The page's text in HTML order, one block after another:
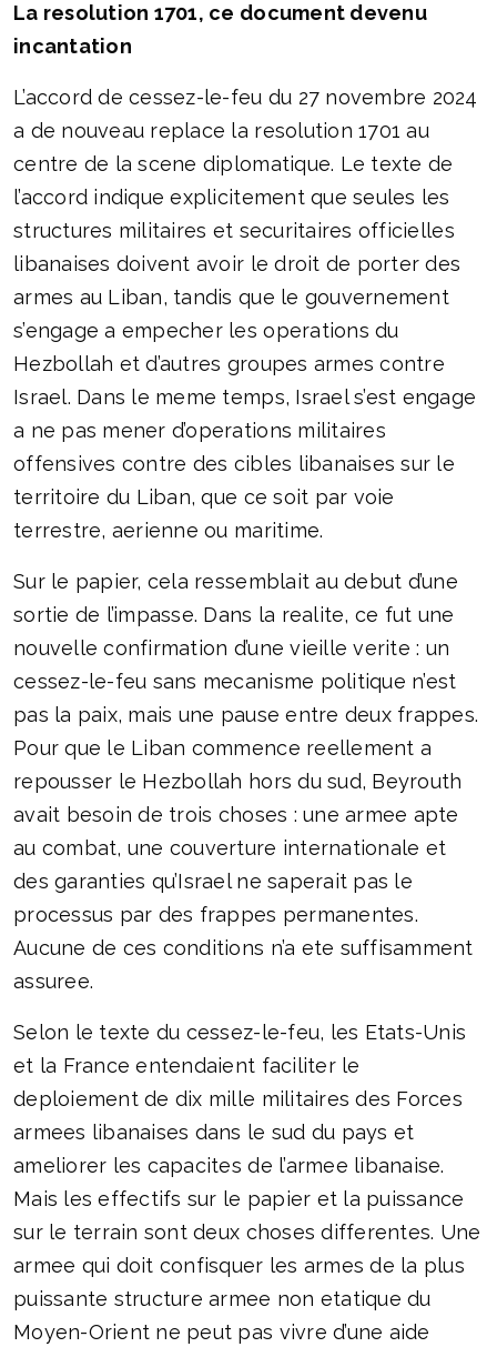
La resolution 1701, ce document devenu
incantation
L’accord de cessez-le-feu du 27 novembre 2024
a de nouveau replace la resolution 1701 au
centre de la scene diplomatique. Le texte de
l’accord indique explicitement que seules les
structures militaires et securitaires officielles
libanaises doivent avoir le droit de porter des
armes au Liban, tandis que le gouvernement
s’engage a empecher les operations du
Hezbollah et d’autres groupes armes contre
Israel. Dans le meme temps, Israel s’est engage
a ne pas mener d’operations militaires
offensives contre des cibles libanaises sur le
territoire du Liban, que ce soit par voie
terrestre, aerienne ou maritime.
Sur le papier, cela ressemblait au debut d’une
sortie de l’impasse. Dans la realite, ce fut une
nouvelle confirmation d’une vieille verite : un
cessez-le-feu sans mecanisme politique n’est
pas la paix, mais une pause entre deux frappes.
Pour que le Liban commence reellement a
repousser le Hezbollah hors du sud, Beyrouth
avait besoin de trois choses : une armee apte
au combat, une couverture internationale et
des garanties qu’Israel ne saperait pas le
processus par des frappes permanentes.
Aucune de ces conditions n’a ete suffisamment
assuree.
Selon le texte du cessez-le-feu, les Etats-Unis
et la France entendaient faciliter le
deploiement de dix mille militaires des Forces
armees libanaises dans le sud du pays et
ameliorer les capacites de l’armee libanaise.
Mais les effectifs sur le papier et la puissance
sur le terrain sont deux choses differentes. Une
armee qui doit confisquer les armes de la plus
puissante structure armee non etatique du
Moyen-Orient ne peut pas vivre d’une aide